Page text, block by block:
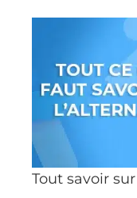
Tout savoir